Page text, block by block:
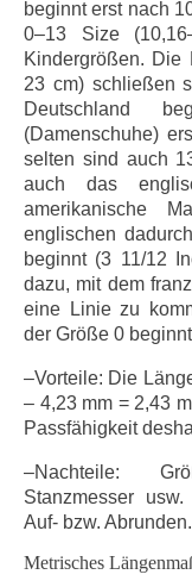
beginnt erst nach
0–13 Size
Kindergrößen. Die
23 cm) schließen
Deutschland
(Damenschuhe)
selten sind auch
auch das
amerikanische
englischen
beginnt (3 11/12
dazu, mit dem
eine Linie zu
der Größe 0
–Vorteile: Die
– 4,23 mm = 2,43
Passfähigkeit
–Nachteile:
Stanzmesser
Auf- bzw. Abrunden.
Metrisches